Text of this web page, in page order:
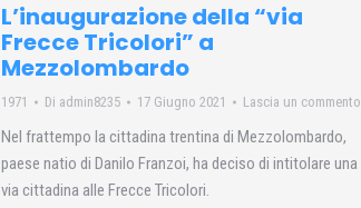
L’inaugurazione della “via
Frecce Tricolori” a
Mezzolombardo
1971 Di admin8235 17 Giugno 2021 Lascia un commento
Nel frattempo la cittadina trentina di Mezzolombardo,
paese natio di Danilo Franzoi, ha deciso di intitolare una
via cittadina alle Frecce Tricolori.